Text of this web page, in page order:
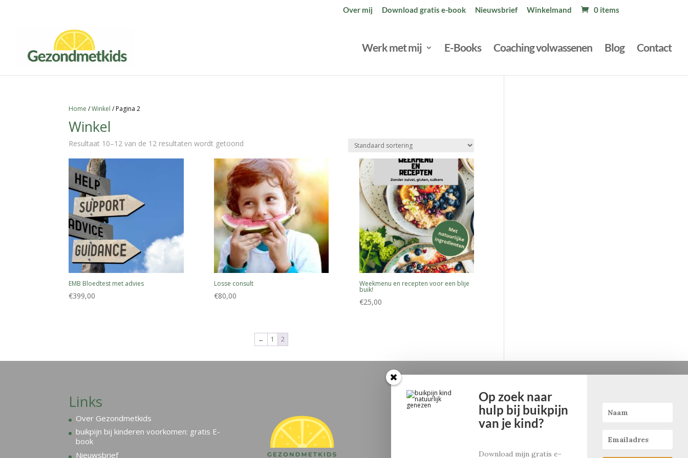
Over mij Download gratis e-book Nieuwsbrief Winkelmand 0 items
Werk met mij E-Books Coaching volwassenen Blog Contact
Home /Winkel / Pagina 2
Winkel
Resultaat 10–12 van de 12 resultaten wordt getoond
EMB Bloedtest met advies
€399,00
Losse consult
€80,00
Weekmenu en recepten voor een blije
buik!
€25,00
← 1 2
Links
Over Gezondmetkids
buikpijn bij kinderen voorkomen: gratis E-
book
Nieuwsbrief
Informatie
Catherina Carvalho
Gezondmetkids
Op zoek naar
hulp bij buikpijn
van je kind?
Download mijn gratis e-